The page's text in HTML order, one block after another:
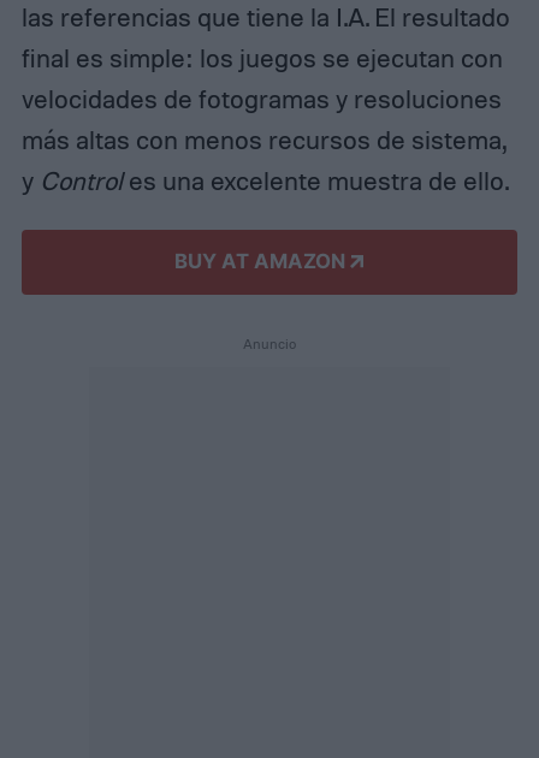
las referencias que tiene la I.A. El resultado
final es simple: los juegos se ejecutan con
velocidades de fotogramas y resoluciones
más altas con menos recursos de sistema,
y Controles una excelente muestra de ello.
BUY AT AMAZON